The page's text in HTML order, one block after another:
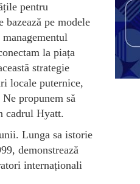
pentru
pe modele
la piața
strategie
locale puternice,
propunem să
cadrul Hyatt.
Lunga sa istorie
demonstrează
internaționali